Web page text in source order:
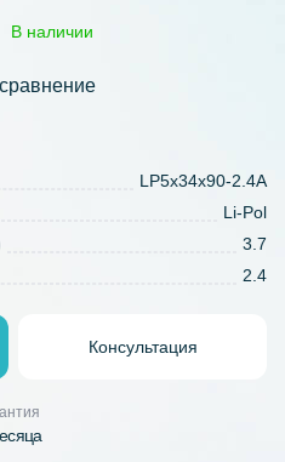
В наличии
LP5х34х90-2.4A
Li-Pol
3.7
2.4
Консультация